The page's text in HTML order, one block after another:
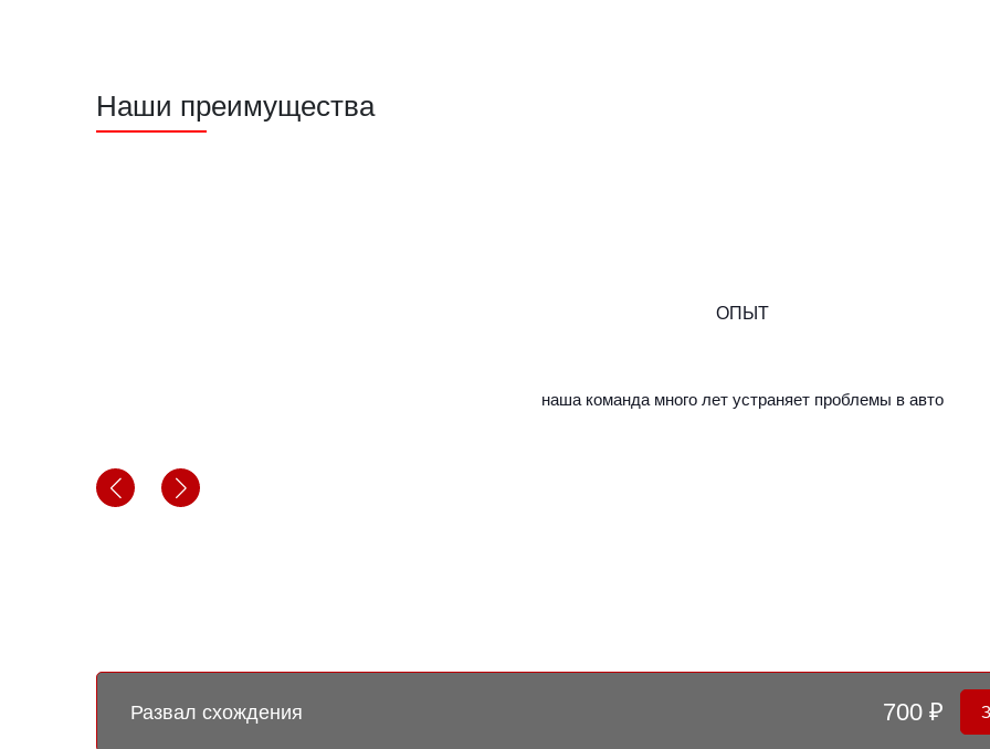
Наши преимущества
ОПЫТ
наша команда много лет устраняет проблемы в авто
Развал схождения 700 ₽